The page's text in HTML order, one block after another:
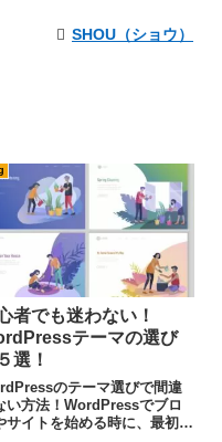
SHOU（ショウ）
者でも迷わない！
テーマの選び
選！
のテーマ選びで間違
い方法！WordPressでブロ
サイトを始める時に、最初に